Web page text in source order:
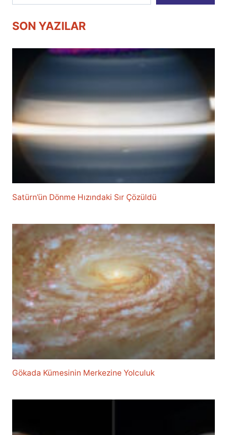
SON YAZILAR
Satürn’ün Dönme Hızındaki Sır Çözüldü
Gökada Kümesinin Merkezine Yolculuk